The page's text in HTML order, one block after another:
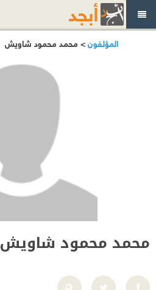
المؤلفون> محمد محمود شاويش
محمد محمود شاويش